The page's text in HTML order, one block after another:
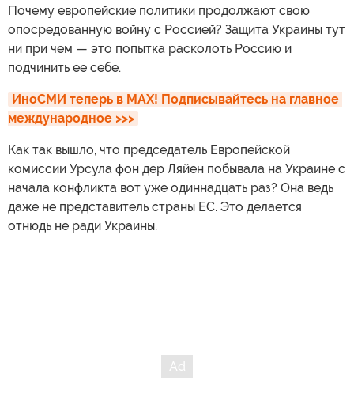
Почему европейские политики продолжают свою
опосредованную войну с Россией? Защита Украины тут
ни при чем — это попытка расколоть Россию и
подчинить ее себе.
ИноСМИ теперь в MAX! Подписывайтесь на главное
международное >>>
Как так вышло, что председатель Европейской
комиссии Урсула фон дер Ляйен побывала на Украине с
начала конфликта вот уже одиннадцать раз? Она ведь
даже не представитель страны ЕС. Это делается
отнюдь не ради Украины.